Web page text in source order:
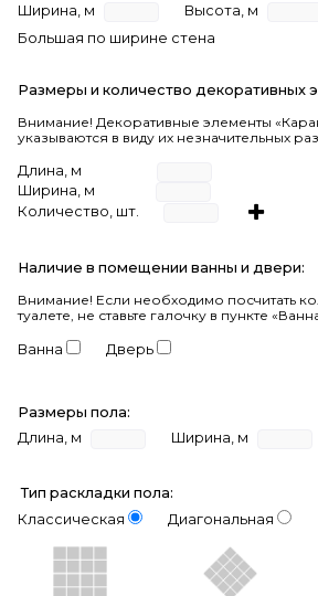
Ширина, м
Высота, м
Большая по ширине стена
Размеры и количество декоративных
Внимание! Декоративные элементы
указываются в виду их незначительных
Длина, м
Ширина, м
Количество, шт.
Наличие в помещении ванны и двери:
Внимание! Если необходимо посчитать
туалете, не ставьте галочку в пункте
Ванна Дверь
Размеры пола:
Длина, м
Ширина, м
Тип раскладки пола:
Классическая
Диагональная